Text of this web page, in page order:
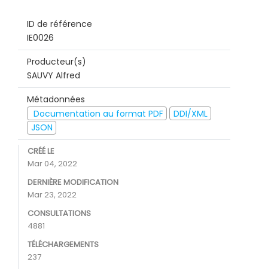
ID de référence
IE0026
Producteur(s)
SAUVY Alfred
Métadonnées
Documentation au format PDF
DDI/XML
JSON
CRÉÉ LE
Mar 04, 2022
DERNIÈRE MODIFICATION
Mar 23, 2022
CONSULTATIONS
4881
TÉLÉCHARGEMENTS
237